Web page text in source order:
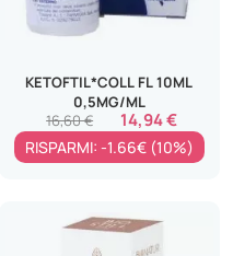
KETOFTIL*COLL FL 10ML
0,5MG/ML
14,94 €
16,60 €
RISPARMI: -1.66€ (10%)